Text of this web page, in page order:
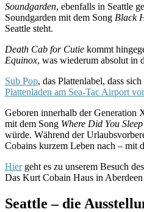
Soundgarden, ebenfalls in Seattle
Soundgarden mit dem Song Black
Seattle steht.
Death Cab for Cutie kommt
Equinox, was wiederum absolut in
Sub Pop, das Plattenlabel, dass
Plattenladen am Sea-Tac Airport
Geboren innerhalb der Generation
mit dem Song Where Did You
würde. Während der
Cobains kurzem Leben nach – mit
Hiergeht es zu unserem Besuch
Das Kurt Cobain Haus in
Seattle – die